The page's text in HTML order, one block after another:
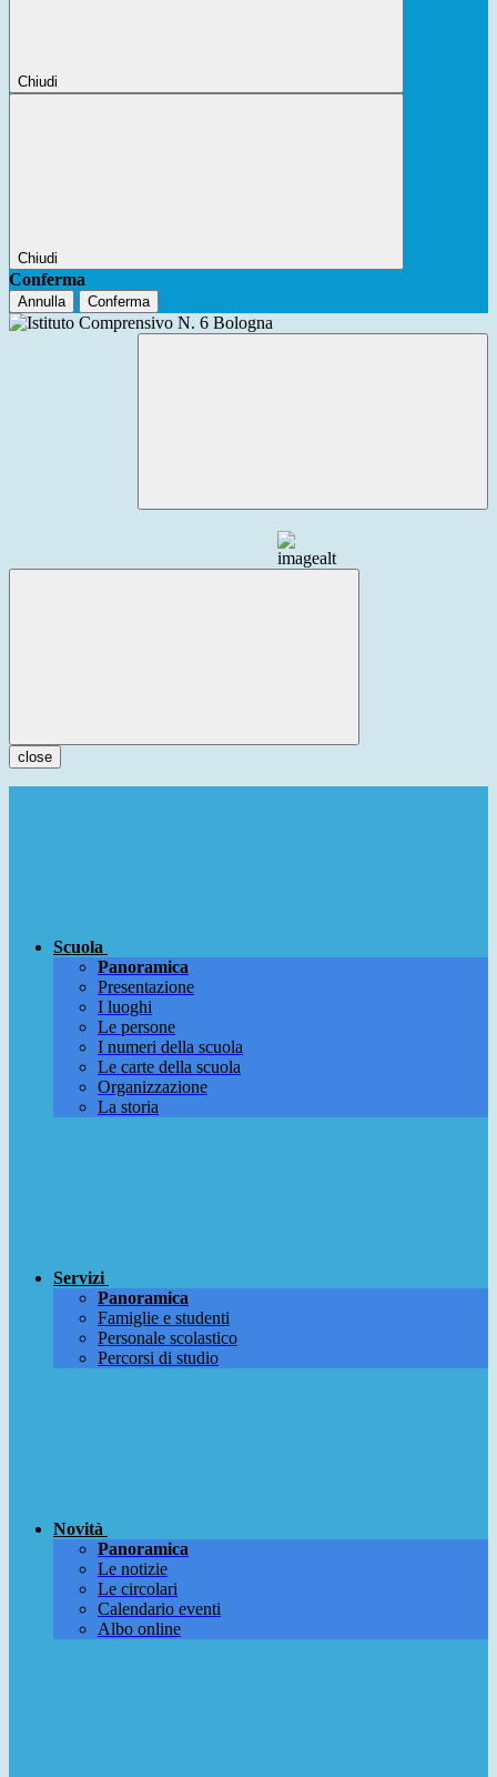
Chiudi
Chiudi
Conferma
Annulla Conferma
close
Scuola
Panoramica
Presentazione
I luoghi
Le persone
I numeri della scuola
Le carte della scuola
Organizzazione
La storia
Servizi
Panoramica
Famiglie e studenti
Personale scolastico
Percorsi di studio
Novità
Panoramica
Le notizie
Le circolari
Calendario eventi
Albo online